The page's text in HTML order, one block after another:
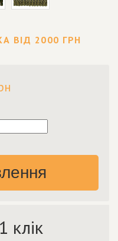
ВІД 2000 ГРН
клік